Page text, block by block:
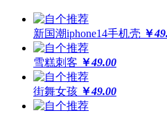
全球领先喷绘工艺，100%高精
64位高保真色彩，画面高度还原
新国潮iphone14手机壳 ￥
雪糕刺客 ￥49.00
街舞女孩 ￥49.00